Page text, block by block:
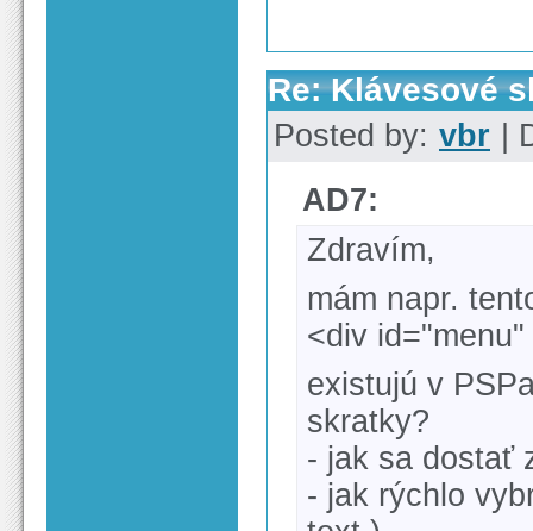
Re: Klávesové
Posted by: vbr |
AD7:
Zdravím,
mám napr.
<div
existujú v
skratky?
- jak sa dostať
- jak rýchlo